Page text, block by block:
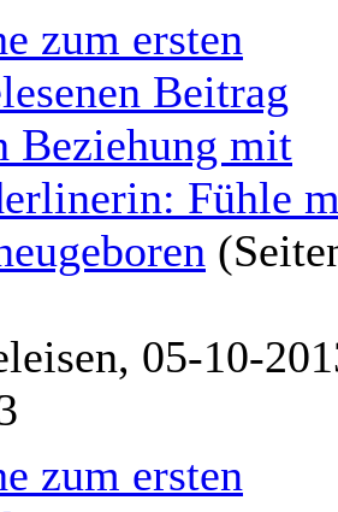
Beziehung mit
Fühle
05-10-